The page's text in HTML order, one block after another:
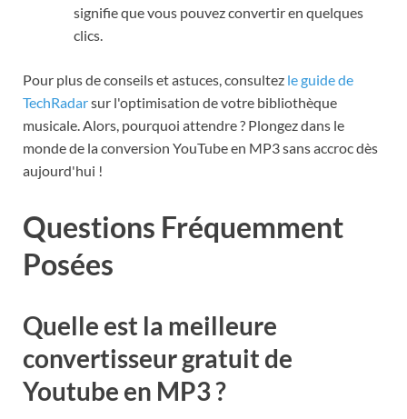
signifie que vous pouvez convertir en quelques
clics.
Pour plus de conseils et astuces, consultez le guide de
TechRadarsur l'optimisation de votre bibliothèque
musicale. Alors, pourquoi attendre ? Plongez dans le
monde de la conversion YouTube en MP3 sans accroc dès
aujourd'hui !
Questions Fréquemment
Posées
Quelle est la meilleure
convertisseur gratuit de
Youtube en MP3 ?